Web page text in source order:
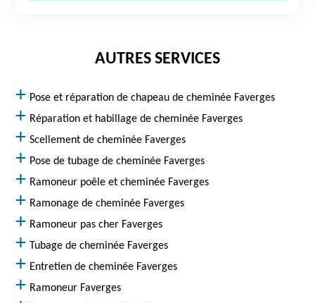
AUTRES SERVICES
Pose et réparation de chapeau de cheminée Faverges
Réparation et habillage de cheminée Faverges
Scellement de cheminée Faverges
Pose de tubage de cheminée Faverges
Ramoneur poêle et cheminée Faverges
Ramonage de cheminée Faverges
Ramoneur pas cher Faverges
Tubage de cheminée Faverges
Entretien de cheminée Faverges
Ramoneur Faverges